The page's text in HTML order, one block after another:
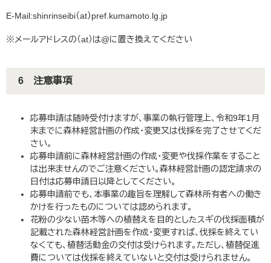
E-Mail:shinrinseibi（at）pref.kumamoto.lg.jp
※メールアドレスの（at）は@に置き換えてください
6 注意事項
応募申請は随時受付けますが、事業の執行管理上、令和9年1月
末までに森林経営計画の作成・変更又は伐採を完了させてくだ
さい。
応募申請前に森林経営計画の作成・変更や伐採作業をすること
は出来ませんのでご注意ください。森林経営計画の認定請求の
日付は応募申請日以降としてください。
応募申請前でも、本事業の趣旨を理解して森林所有者への働き
かけを行ったものについては認められます。
花粉の少ない苗木等への植替えを目的としたスギの伐採面積が
記載された森林経営計画を作成・変更すれば、伐採を終えてい
なくても、植替活動金の交付は受けられます。ただし、植替促進
費については伐採を終えていないと交付は受けられません。